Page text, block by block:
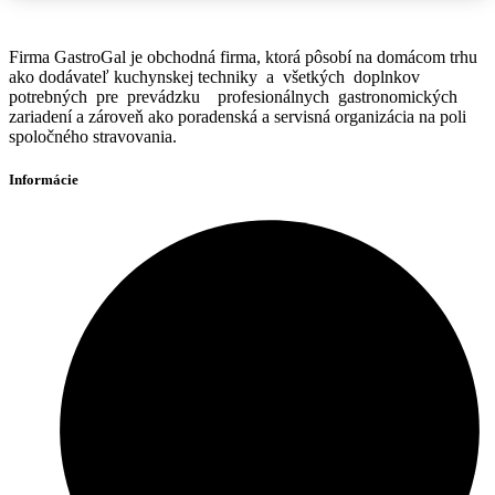
Firma GastroGal je obchodná firma, ktorá pôsobí na domácom trhu
ako dodávateľ kuchynskej techniky a všetkých doplnkov
potrebných pre prevádzku profesionálnych gastronomických
zariadení a zároveň ako poradenská a servisná organizácia na poli
spoločného stravovania.
Informácie